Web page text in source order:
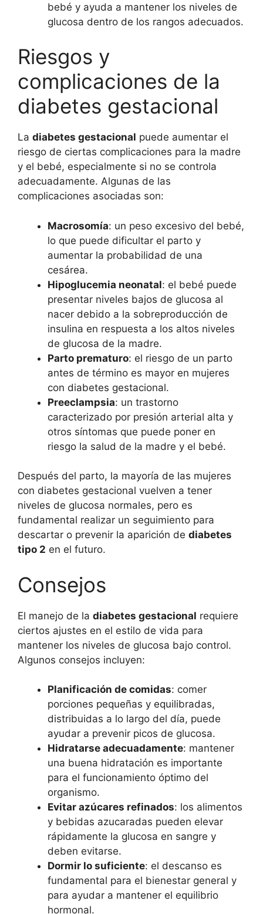
bebé y ayuda a mantener los niveles de
glucosa dentro de los rangos adecuados.
Riesgos y
complicaciones de la
diabetes gestacional
La diabetes gestacional puede aumentar el
riesgo de ciertas complicaciones para la madre
y el bebé, especialmente si no se controla
adecuadamente. Algunas de las
complicaciones asociadas son:
Macrosomía: un peso excesivo del bebé,
lo que puede dificultar el parto y
aumentar la probabilidad de una
cesárea.
Hipoglucemia neonatal: el bebé puede
presentar niveles bajos de glucosa al
nacer debido a la sobreproducción de
insulina en respuesta a los altos niveles
de glucosa de la madre.
Parto prematuro: el riesgo de un parto
antes de término es mayor en mujeres
con diabetes gestacional.
Preeclampsia: un trastorno
caracterizado por presión arterial alta y
otros síntomas que puede poner en
riesgo la salud de la madre y el bebé.
Después del parto, la mayoría de las mujeres
con diabetes gestacional vuelven a tener
niveles de glucosa normales, pero es
fundamental realizar un seguimiento para
descartar o prevenir la aparición de diabetes
tipo 2 en el futuro.
Consejos
El manejo de la diabetes gestacional requiere
ciertos ajustes en el estilo de vida para
mantener los niveles de glucosa bajo control.
Algunos consejos incluyen:
Planificación de comidas: comer
porciones pequeñas y equilibradas,
distribuidas a lo largo del día, puede
ayudar a prevenir picos de glucosa.
Hidratarse adecuadamente: mantener
una buena hidratación es importante
para el funcionamiento óptimo del
organismo.
Evitar azúcares refinados: los alimentos
y bebidas azucaradas pueden elevar
rápidamente la glucosa en sangre y
deben evitarse.
Dormir lo suficiente: el descanso es
fundamental para el bienestar general y
para ayudar a mantener el equilibrio
hormonal.